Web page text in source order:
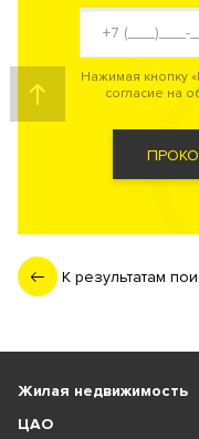
Нажимая кнопку
согласие на
К результатам
Жилая недвижимость
ЦАО